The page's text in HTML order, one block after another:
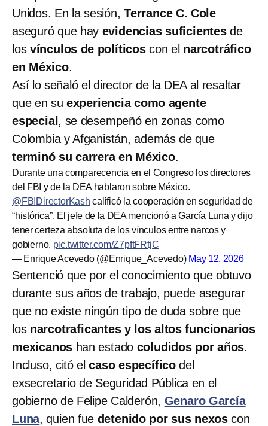
Unidos. En la sesión,Terrance C. Cole
aseguró que hay evidencias suficientesde
los vínculos de políticoscon el narcotráfico
en México.
Así lo señaló el director de la DEA al resaltar
que en su experiencia como agente
especial , se desempeñó en zonas como
Colombia y Afganistán, además de que
terminó su carrera en México.
Durante una comparecencia en el Congreso los directores
del FBI y de la DEA hablaron sobre México.
@FBIDirectorKash calificó la cooperación en seguridad de
“histórica”. El jefe de la DEA mencionó a García Luna y dijo
tener certeza absoluta de los vínculos entre narcos y
gobierno. pic.twitter.com/Z7pftFRtjC
— Enrique Acevedo (@Enrique_Acevedo) May 12, 2026
Sentenció que por el conocimiento que obtuvo
durante sus años de trabajo, puede asegurar
que no existe ningún tipo de duda sobre que
los narcotraficantes y los altos funcionarios
mexicanos han estado coludidos por años.
Incluso, citó elcaso específico del
exsecretario de Seguridad Pública en el
gobierno de Felipe Calderón, Genaro García
Luna, quien fue detenido por sus nexos con